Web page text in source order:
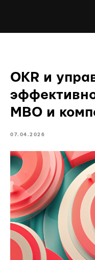
OKR и
MBO и
07.04.2026